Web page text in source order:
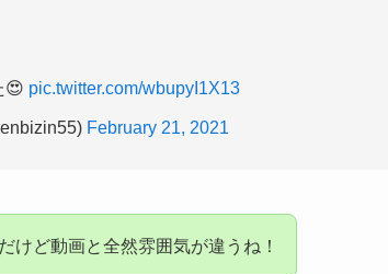
😍 pic.twitter.com/wbupyI1X13
February 21, 2021
けど動画と全然雰囲気が違うね！